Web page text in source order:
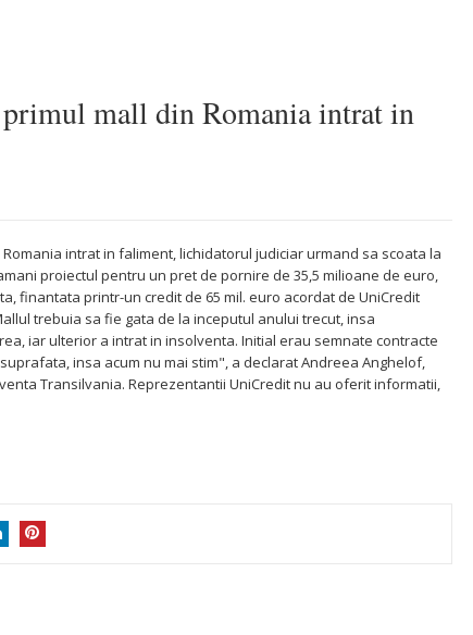
primul mall din Romania intrat in
intrat in faliment, lichidatorul judiciar urmand sa scoata la
proiectul pentru un pret de pornire de 35,5 milioane de euro,
finantata printr-un credit de 65 mil. euro acordat de UniCredit
trebuia sa fie gata de la inceputul anului trecut, insa
iar ulterior a intrat in insolventa. Initial erau semnate contracte
insa acum nu mai stim", a declarat Andreea Anghelof,
Transilvania. Reprezentantii UniCredit nu au oferit informatii,